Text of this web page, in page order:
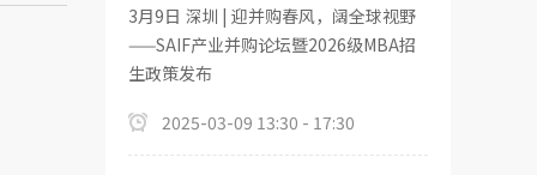
3月9日 深圳 | 迎并购春风，阔全球视野
——SAIF产业并购论坛暨2026级MBA招
生政策发布
2025-03-09 13:30 - 17:30